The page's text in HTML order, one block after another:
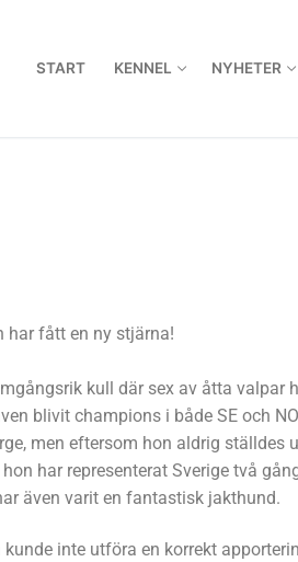
START KENNEL NYHETER
har fått en ny stjärna!
kull där sex av åtta valpar
blivit champions i både SE och
men eftersom hon aldrig ställdes
har representerat Sverige två
även varit en fantastisk jakthund.
inte utföra en korrekt